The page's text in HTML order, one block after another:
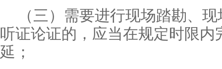
（三）需要进行现场踏勘、
听证论证的，应当在规定时限内
延；